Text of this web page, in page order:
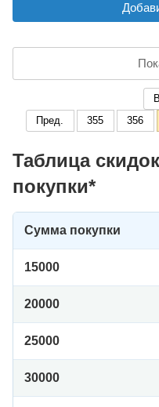
Пред.
355 356
Таблица
покупки*
Сумма покупки
15000
20000
25000
30000